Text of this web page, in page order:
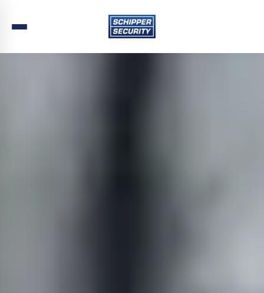
Home › Zuid-Holland › Capelle aan den IJssel